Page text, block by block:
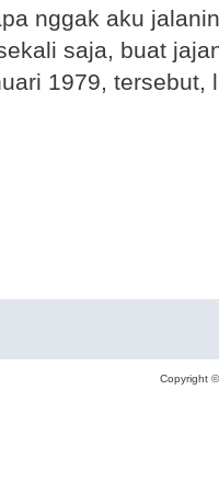
nggak aku
saja, buat
1979, tersebut,
Copyright